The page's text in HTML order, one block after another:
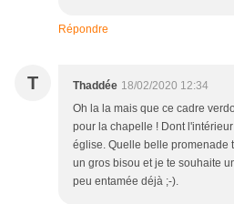
Répondre
T Thaddée 18/02/2020 12:34
Oh la la mais que ce cadre
pour la chapelle ! Dont
église. Quelle belle promenade
un gros bisou et je te souhaite
peu entamée déjà ;-).